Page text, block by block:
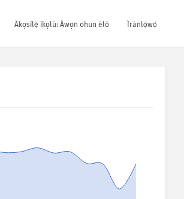
Àkọsílẹ̀ ìkọlù: Àwọn ohun èlò Ìrànlọ́wọ́